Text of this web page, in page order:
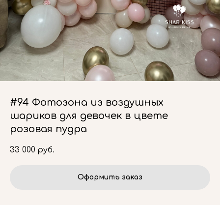
#94 Фотозона из воздушных
шариков для девочек в цвете
розовая пудра
33 000 руб.
Оформить заказ